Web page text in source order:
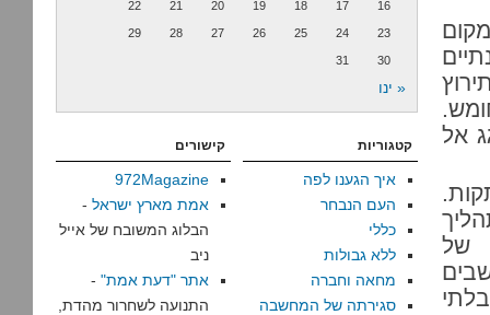
אל
של
16
17
18
19
20
21
22
23
24
25
26
27
28
29
30
31
« ינו
קטגוריות
איך הגענו לפה
העם הנבחר
כללי
ללא גבולות
מחאה וחברה
סגירתה של המחשבה
קישורים
972Magazine
אמת מארץ ישראל -
הבלוג המשובח של אייל
ניב
אתר "דעת אמת" -
התנועה לשחרור מהדת,